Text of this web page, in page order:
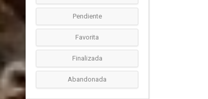
Pendiente
Favorita
Finalizada
Abandonada